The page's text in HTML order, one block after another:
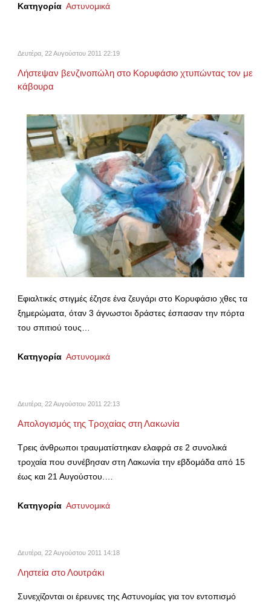
Κατηγορία Αστυνομικά
Δευτέρα, 22 Αυγούστου 2011 22:19
Λήστεψαν βενζινοπώλη στο Κορυφάσιο χτυπώντας τον με
κάβουρα
Εφιαλτικές στιγμές έζησε ένα ζευγάρι στο Κορυφάσιο χθες τα
ξημερώματα, όταν 3 άγνωστοι δράστες έσπασαν την πόρτα
του σπιτιού τους…
Κατηγορία Αστυνομικά
Δευτέρα, 22 Αυγούστου 2011 22:13
Απολογισμός της Τροχαίας στη Λακωνία
Τρεις άνθρωποι τραυματίστηκαν ελαφρά σε 2 συνολικά
τροχαία που συνέβησαν στη Λακωνία την εβδομάδα από 15
έως και 21 Αυγούστου.…
Κατηγορία Αστυνομικά
Δευτέρα, 22 Αυγούστου 2011 14:18
Ληστεία στο Λουτράκι
Συνεχίζονται οι έρευνες της Αστυνομίας για τον εντοπισμό